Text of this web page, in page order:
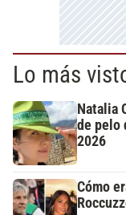
Lo más
Natalia
de pelo
2026
Cómo